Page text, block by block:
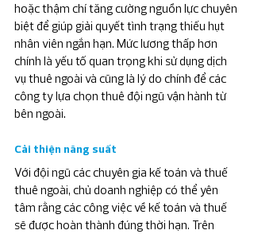
hoặc thậm chí tăng cường nguồn lực chuyên
biệt để giúp giải quyết tình trạng thiếu hụt
nhân viên ngắn hạn. Mức lương thấp hơn
chính là yếu tố quan trọng khi sử dụng dịch
vụ thuê ngoài và cũng là lý do chính để các
công ty lựa chọn thuê đội ngũ vận hành từ
bên ngoài.
Cải thiện năng suất
Với đội ngũ các chuyên gia kế toán và thuế
thuê ngoài, chủ doanh nghiệp có thể yên
tâm rằng các công việc về kế toán và thuế
sẽ được hoàn thành đúng thời hạn. Trên